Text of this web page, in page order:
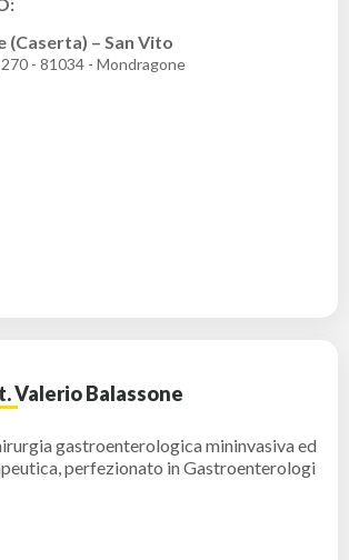
(Caserta) – San Vito
270 - 81034 - Mondragone
Valerio Balassone
gastroenterologica mininvasiva ed
perfezionato in Gastroenterologi